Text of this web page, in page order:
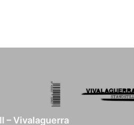
– Vivalaguerra